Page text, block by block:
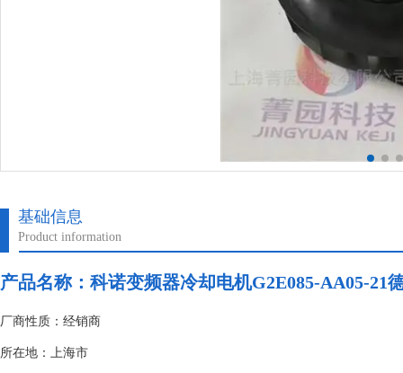
基础信息
Product information
产品名称：科诺变频器冷却电机G2E085-AA05-21
厂商性质：经销商
所在地：上海市